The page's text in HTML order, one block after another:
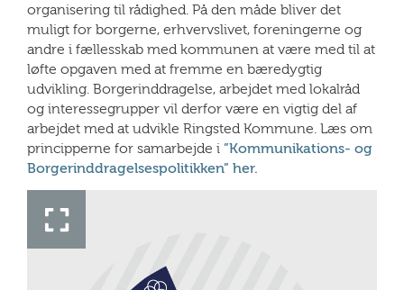
organisering til rådighed. På den måde bliver det
muligt for borgerne, erhvervslivet, foreningerne og
andre i fællesskab med kommunen at være med til at
løfte opgaven med at fremme en bæredygtig
udvikling. Borgerinddragelse, arbejdet med lokalråd
og interessegrupper vil derfor være en vigtig del af
arbejdet med at udvikle Ringsted Kommune. Læs om
principperne for samarbejde i ”Kommunikations- og
Borgerinddragelsespolitikken” her.